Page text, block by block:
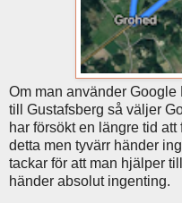
Om man använder
till Gustafsberg så väljer
har försökt en längre tid
detta men tyvärr händer
tackar för att man hjälper
händer absolut ingenting.